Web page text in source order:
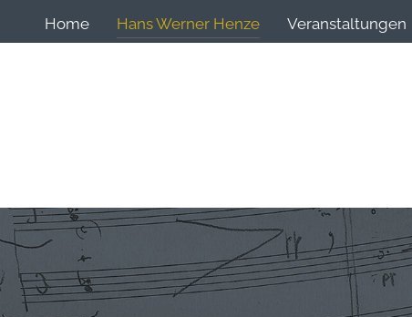
Home Hans Werner Henze Veranstaltungen